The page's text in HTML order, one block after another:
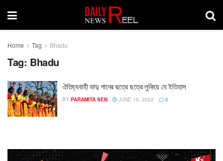
Home Tag Bhadu
Tag: Bhadu
ঐতিহ্যবাহী ভাদু গানের ছত্রে ছত্রে লুকিয়ে যে ইতিহাস
BY PARAMITA SEN JUNE 15, 2022 0